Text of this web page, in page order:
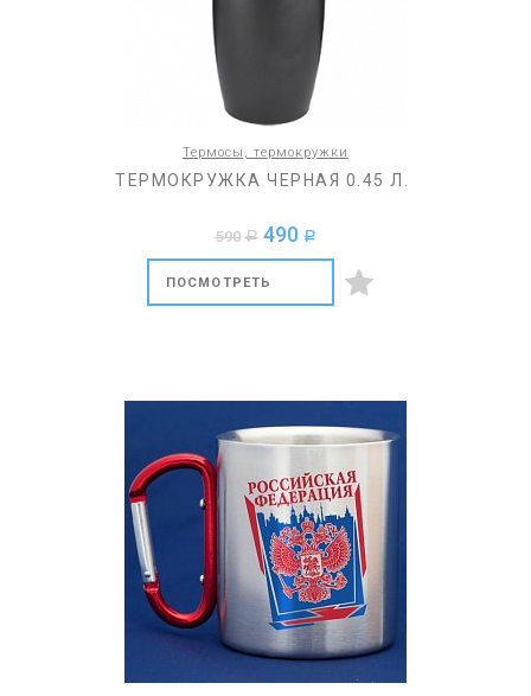
Термосы, термокружки
ТЕРМОКРУЖКА ЧЕРНАЯ 0.45 Л.
590 a 490 a
ПОСМОТРЕТЬ